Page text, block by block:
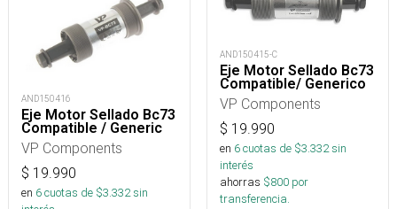
AND150416
Eje Motor Sellado Bc73
Compatible / Generic
VP Components
$ 19.990
en 6cuotas de $3.332sin
AND150415-C
Eje Motor Sellado Bc73
Compatible/ Generico
VP Components
$ 19.990
en 6cuotas de $3.332sin
interés
ahorras $800 por
transferencia.